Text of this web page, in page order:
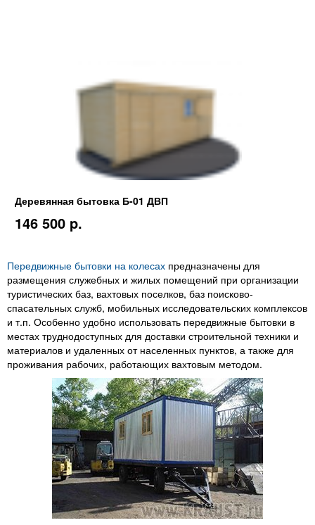
Деревянная бытовка Б-01 ДВП
146 500 p.
Передвижные бытовки на колесах предназначены для
размещения служебных и жилых помещений при организации
туристических баз, вахтовых поселков, баз поисково-
спасательных служб, мобильных исследовательских комплексов
и т.п. Особенно удобно использовать передвижные бытовки в
местах труднодоступных для доставки строительной техники и
материалов и удаленных от населенных пунктов, а также для
проживания рабочих, работающих вахтовым методом.